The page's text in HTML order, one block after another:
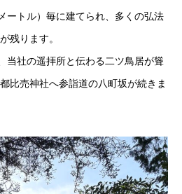
ートル）毎に建てられ、多くの弘法
残ります。
当社の遥拝所と伝わる二ツ鳥居が聳
比売神社へ参詣道の八町坂が続きま